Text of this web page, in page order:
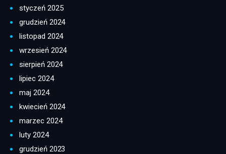
styczeń 2025
grudzień 2024
listopad 2024
wrzesień 2024
sierpień 2024
lipiec 2024
maj 2024
kwiecień 2024
marzec 2024
luty 2024
grudzień 2023